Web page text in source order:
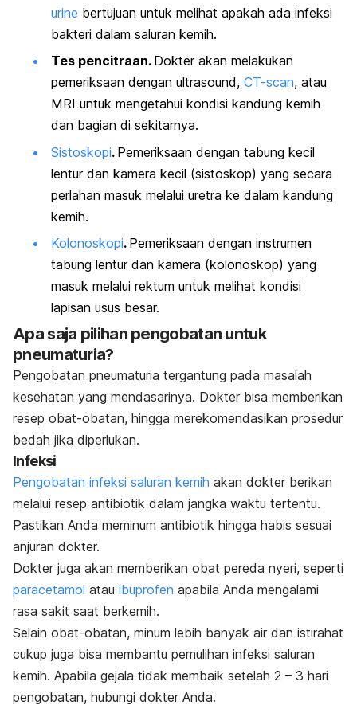
urine bertujuan untuk melihat apakah ada infeksi
bakteri dalam saluran kemih.
Tes pencitraan. Dokter akan melakukan
pemeriksaan dengan ultrasound, CT-scan, atau
MRI untuk mengetahui kondisi kandung kemih
dan bagian di sekitarnya.
Sistoskopi. Pemeriksaan dengan tabung kecil
lentur dan kamera kecil (sistoskop) yang secara
perlahan masuk melalui uretra ke dalam kandung
kemih.
Kolonoskopi. Pemeriksaan dengan instrumen
tabung lentur dan kamera (kolonoskop) yang
masuk melalui rektum untuk melihat kondisi
lapisan usus besar.
Apa saja pilihan pengobatan untuk
pneumaturia?
Pengobatan pneumaturia tergantung pada masalah
kesehatan yang mendasarinya. Dokter bisa memberikan
resep obat-obatan, hingga merekomendasikan prosedur
bedah jika diperlukan.
Infeksi
Pengobatan infeksi saluran kemih akan dokter berikan
melalui resep antibiotik dalam jangka waktu tertentu.
Pastikan Anda meminum antibiotik hingga habis sesuai
anjuran dokter.
Dokter juga akan memberikan obat pereda nyeri, seperti
paracetamol atau ibuprofen apabila Anda mengalami
rasa sakit saat berkemih.
Selain obat-obatan, minum lebih banyak air dan istirahat
cukup juga bisa membantu pemulihan infeksi saluran
kemih. Apabila gejala tidak membaik setelah 2 – 3 hari
pengobatan, hubungi dokter Anda.